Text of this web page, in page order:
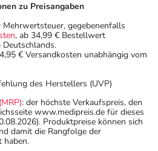
zu Preisangaben
gegebenenfalls
, ab 34,99 € Bestellwert
€ Versandkosten unabhängig vom
des Herstellers (UVP)
: der höchste Verkaufspreis, den
www.medipreis.de für dieses
Produktpreise können sich
damit die Rangfolge der
haben.